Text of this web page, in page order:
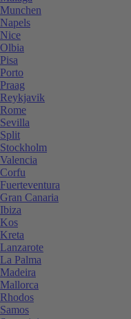
Munchen
Napels
Nice
Olbia
Pisa
Porto
Praag
Reykjavik
Rome
Sevilla
Split
Stockholm
Valencia
Corfu
Fuerteventura
Gran Canaria
Ibiza
Kos
Kreta
Lanzarote
La Palma
Madeira
Mallorca
Rhodos
Samos